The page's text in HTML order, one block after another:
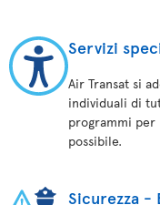
Servizi
Air Transat si
individuali di
programmi
possibile.
Sicurezza -